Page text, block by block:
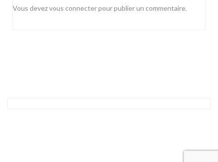
Vous devezvous connecterpour publier un commentaire.